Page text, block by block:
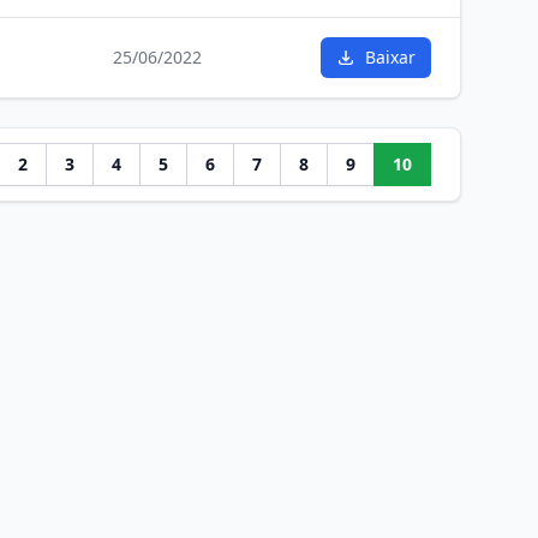
25/06/2022 Baixar
2 3 4 5 6 7 8 9 10